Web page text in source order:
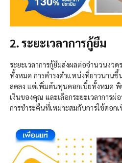
2. ระยะเวลาการกู้ยืม
ระยะเวลาการกู้ยืมส่งผลต่อจำนวนงว
ทั้งหมด การดำรงตำแหน่งที่ยาวนานขึ้
ลดลง แต่เพิ่มต้นทุนดอกเบี้ยทั้งหมด พิ
เงินของคุณ และเลือกระยะเวลาการผ่
การชำระคืนที่เหมาะสมกับการใช้ดอก